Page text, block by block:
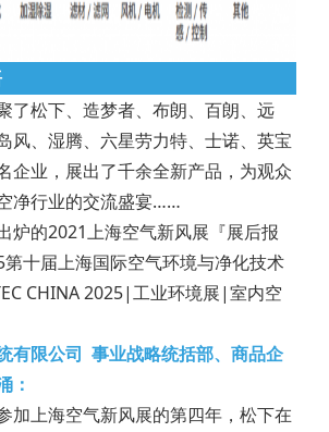
了松下、造梦者、布朗、百朗、远
风、湿腾、六星劳力特、士诺、英宝
企业，展出了千余全新产品，为观众
净行业的交流盛宴……
有限公司 事业战略统括部、商品企
：
加上海空气新风展的第四年，松下在